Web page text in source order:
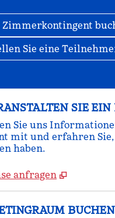
Zimmerkontingent
Sie eine
SIE EIN
Sie uns
mit und erfahren
haben.
anfragen
BUCHEN